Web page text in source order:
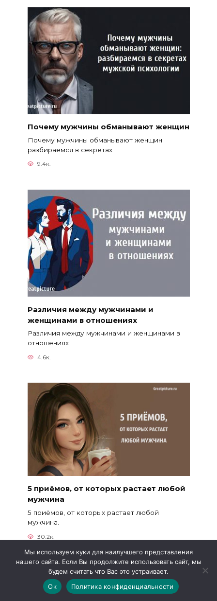
Почему мужчины обманывают женщин
Почему мужчины обманывают женщин:
разбираемся в секретах
9.4к.
Различия между мужчинами и
женщинами в отношениях
Различия между мужчинами и женщинами в
отношениях
4.6к.
5 приёмов, от которых растает любой
мужчина
5 приёмов, от которых растает любой
мужчина.
30.2к.
Мы используем куки для наилучшего представления
нашего сайта. Если Вы продолжите использовать сайт, мы
будем считать что Вас это устраивает.
Ок
Политика конфиденциальности